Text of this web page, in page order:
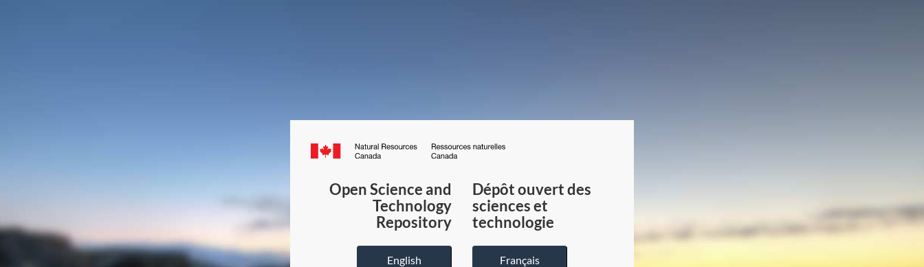
Canada.ca
du
Canada
Open Science and
Technology
Repository
English
Dépôt ouvert des
sciences et
technologie
Français